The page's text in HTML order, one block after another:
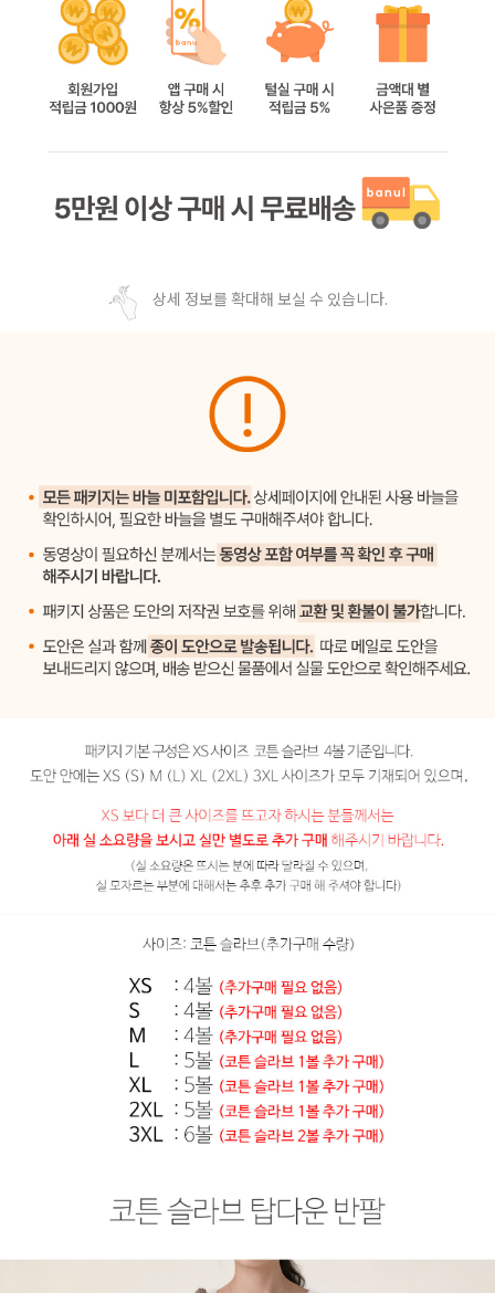
상세 정보를 확대해 보실 수 있습니다.